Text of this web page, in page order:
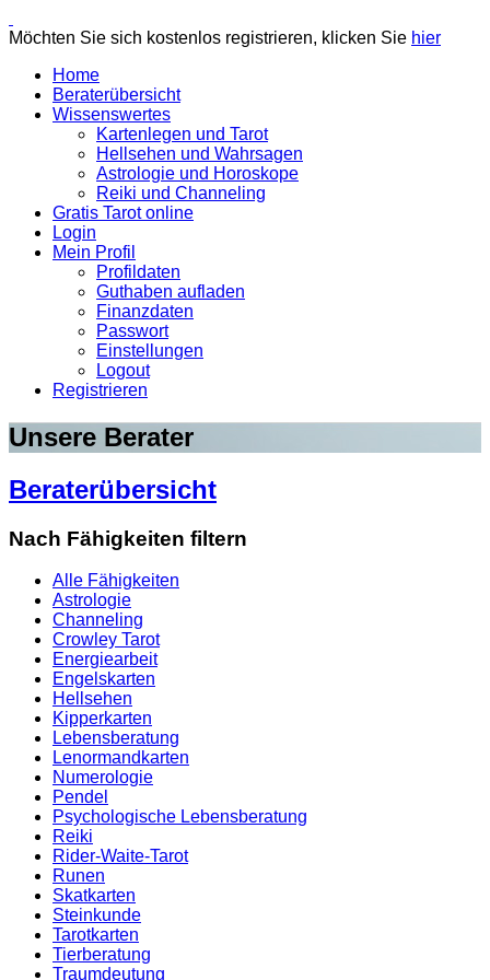
Möchten Sie sich kostenlos registrieren, klicken Sie hier
Home
Beraterübersicht
Wissenswertes
Kartenlegen und Tarot
Hellsehen und Wahrsagen
Astrologie und Horoskope
Reiki und Channeling
Gratis Tarot online
Login
Mein Profil
Profildaten
Guthaben aufladen
Finanzdaten
Passwort
Einstellungen
Logout
Registrieren
Unsere Berater
Beraterübersicht
Nach Fähigkeiten filtern
Alle Fähigkeiten
Astrologie
Channeling
Crowley Tarot
Energiearbeit
Engelskarten
Hellsehen
Kipperkarten
Lebensberatung
Lenormandkarten
Numerologie
Pendel
Psychologische Lebensberatung
Reiki
Rider-Waite-Tarot
Runen
Skatkarten
Steinkunde
Tarotkarten
Tierberatung
Traumdeutung